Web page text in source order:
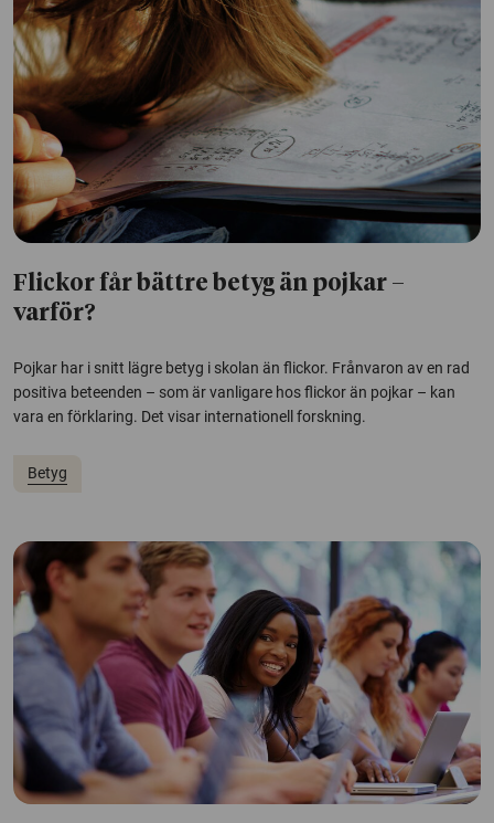
Flickor får bättre betyg än pojkar –
varför?
Pojkar har i snitt lägre betyg i skolan än flickor. Frånvaron av en rad
positiva beteenden – som är vanligare hos flickor än pojkar – kan
vara en förklaring. Det visar internationell forskning.
Betyg